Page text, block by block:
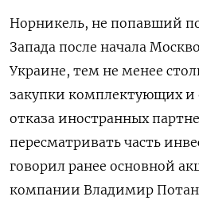
Норникель, не попавший
Запада после начала
Украине, тем не менее
закупки комплектующих и
отказа иностранных
пересматривать часть
говорил ранее основной
компании Владимир